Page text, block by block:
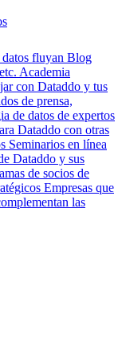
datos fluyan Blog
Academia
con Dataddo y tus
de prensa,
de datos de expertos
Dataddo con otras
Seminarios en línea
Dataddo y sus
de socios de
Empresas que
las